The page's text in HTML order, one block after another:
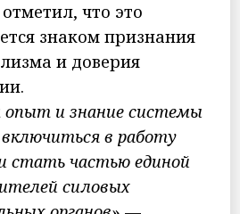
что это
знаком признания
и доверия
опыт и знание системы
в работу
стать частью единой
силовых